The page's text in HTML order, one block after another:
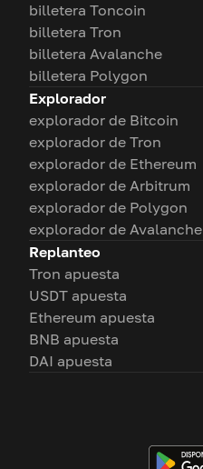
billetera Toncoin
billetera Tron
billetera Avalanche
billetera Polygon
Explorador
explorador de Bitcoin
explorador de Tron
explorador de Ethereum
explorador de Arbitrum
explorador de Polygon
explorador de Avalanche
Replanteo
Tron apuesta
USDT apuesta
Ethereum apuesta
BNB apuesta
DAI apuesta